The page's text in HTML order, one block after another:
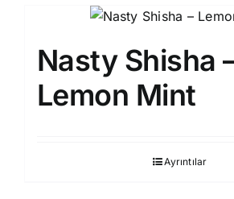
Nasty Shisha
Lemon Mint
Ayrıntılar